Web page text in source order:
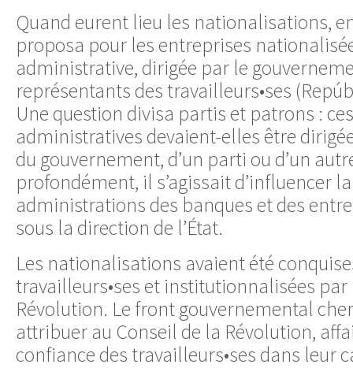
Quand eurent lieu les nationalisations,
proposa pour les entreprises
administrative, dirigée par le
représentants des travailleurs•ses
Une question divisa partis et patrons :
administratives devaient-elles être
du gouvernement, d’un parti ou d’un
profondément, il s’agissait d’influencer
administrations des banques et des
sous la direction de l’État.
Les nationalisations avaient été
travailleurs•ses et institutionnalisées par
Révolution. Le front gouvernemental
attribuer au Conseil de la Révolution,
confiance des travailleurs•ses dans leur